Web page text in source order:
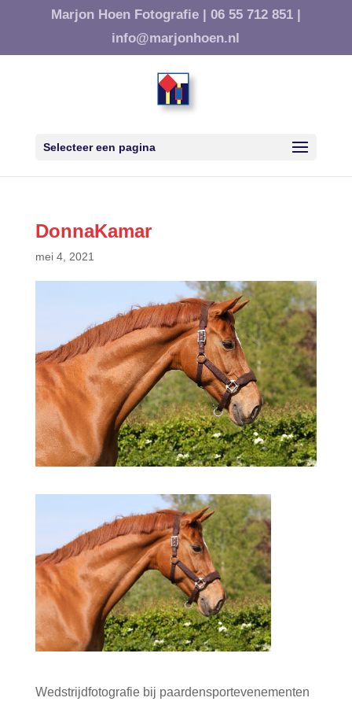
Marjon Hoen Fotografie | 06 55 712 851 |
info@marjonhoen.nl
Selecteer een pagina
DonnaKamar
mei 4, 2021
Wedstrijdfotografie bij paardensportevenementen